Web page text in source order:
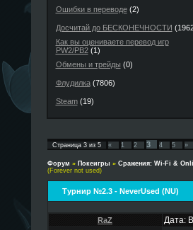
Ошибки в переводе(2)
Досчитай до БЕСКОНЕЧНОСТИ
Как вы оцениваете перевод игр
PW2/PB2(1)
Обмены и трейды (0)
Флудилка(7806)
Steam(19)
Страница 3из 5 « 1 2 3 4 5 »
Форум » Покеигры » Сражения: Wi-Fi &
(Forever not used)
Турнир №2.3 - NeverUsed (NU)
RaZ Дата: